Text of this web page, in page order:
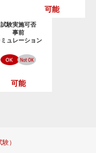
可能
試験実施可否
事前
ュレーション
可能
）